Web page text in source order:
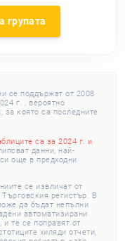
групата
се поддържат от 2008
г. , вероятно
за която са последните
са за 2024 г. и
данни, най-
още в предходни
се извличат от
Търговския регистър. В
да бъдат непълни
автоматизирани
и те се поправят от
хиляди отчети,